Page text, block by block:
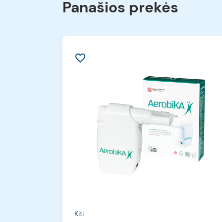
Panašios prekės
Kiti
favorite_border